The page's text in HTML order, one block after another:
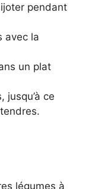
pendant
avec la
un plat
jusqu’à ce
légumes à